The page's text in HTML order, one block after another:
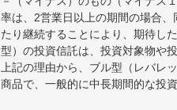
率は、2営業日以上の期間の場合
たり継続することにより、期待し
型）の投資信託は、投資対象物や
上記の理由から、ブル型（レバレ
商品で、一般的に中長期間的な投